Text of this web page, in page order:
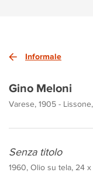
Informale
Gino Meloni
Varese, 1905 -
Senza titolo
1960, Olio su tela, 24